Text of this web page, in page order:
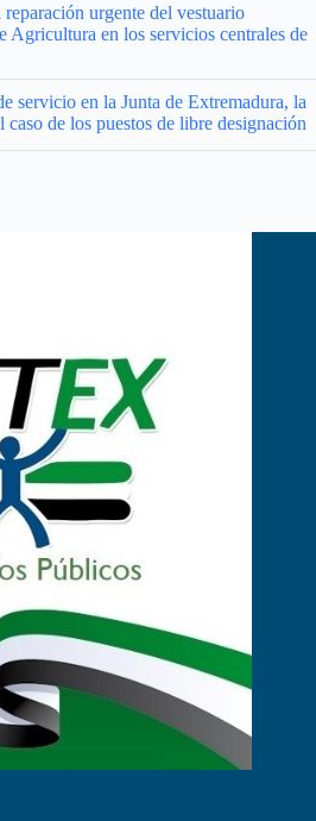
urgente del vestuario
Agricultura en los servicios centrales de
servicio en la Junta de Extremadura, la
caso de los puestos de libre designación